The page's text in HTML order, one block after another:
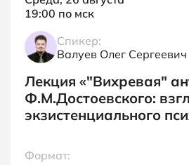
19:00 по мск
Спикер:
Валуев Олег Сергеевич
Лекция «"Вихревая"
Ф.М.Достоевского:
экзистенциального
Формат: